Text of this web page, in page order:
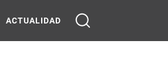
ACTUALIDAD